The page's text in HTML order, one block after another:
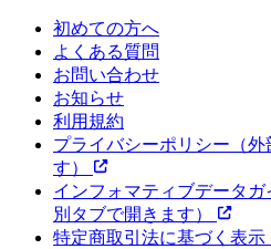
初めての方へ
よくある質問
お問い合わせ
お知らせ
利用規約
プライバシーポリシー （
す）
インフォマティブデータガ
別タブで開きます）
特定商取引法に基づく表示